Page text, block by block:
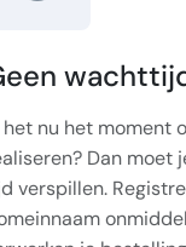
het nu het moment
Dan moet
verspillen.